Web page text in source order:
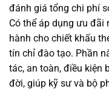
đánh giá tổng chi phí
Có thể áp dụng ưu đãi
hành cho chiết khấu
tín chỉ đào tạo. Phần
tác, an toàn, điều kiện
đời, giúp kỹ sư và bộ